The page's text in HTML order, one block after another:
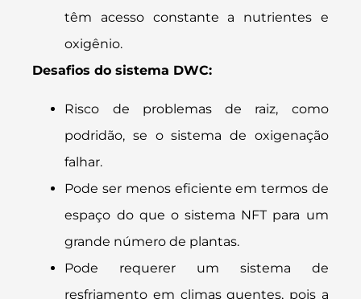
têm acesso constante a nutrientes e
oxigênio.
Desafios do sistema DWC:
Risco de problemas de raiz, como
podridão, se o sistema de oxigenação
falhar.
Pode ser menos eficiente em termos de
espaço do que o sistema NFT para um
grande número de plantas.
Pode requerer um sistema de
resfriamento em climas quentes, pois a